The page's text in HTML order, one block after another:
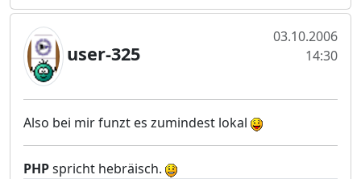
user-325
03.10.2006
14:30
Also bei mir funzt es zumindest lokal
PHPspricht hebräisch.